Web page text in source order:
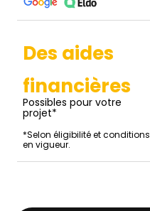
Des aides
financières
Possibles pour votre
projet*
*Selon éligibilité et conditions
en vigueur.